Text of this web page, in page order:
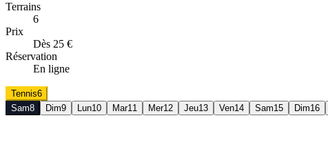
Terrains
6
Prix
Dès 25 €
Réservation
En ligne
Tennis6
Sam8 Dim9 Lun10 Mar11 Mer12 Jeu13 Ven14 Sam15 Dim16